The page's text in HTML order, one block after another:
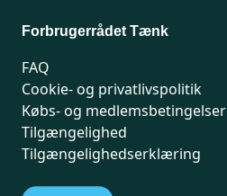
Forbrugerrådet Tænk
FAQ
Cookie- og privatlivspolitik
Købs- og medlemsbetingelser
Tilgængelighed
Tilgængelighedserklæring